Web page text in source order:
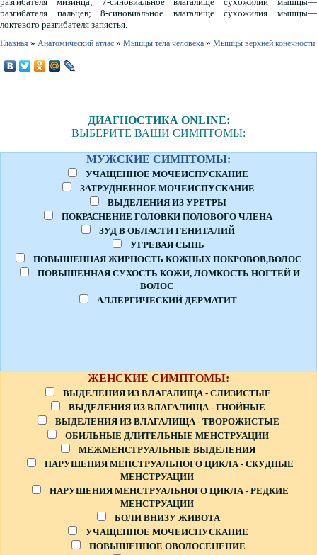
разгибателя пальцев; 8-синовиальное влагалище сухожилия мышцы—
локтевого разгибателя запястья.
Главная » Анатомический атлас » Мышцы тела человека » Мышцы верхней конечности
ДИАГНОСТИКА ONLINE:
ВЫБЕРИТЕ ВАШИ СИМПТОМЫ:
МУЖСКИЕ СИМПТОМЫ:
УЧАЩЕННОЕ МОЧЕИСПУСКАНИЕ
ЗАТРУДНЕННОЕ МОЧЕИСПУСКАНИЕ
ВЫДЕЛЕНИЯ ИЗ УРЕТРЫ
ПОКРАСНЕНИЕ ГОЛОВКИ ПОЛОВОГО ЧЛЕНА
ЗУД В ОБЛАСТИ ГЕНИТАЛИЙ
УГРЕВАЯ СЫПЬ
ПОВЫШЕННАЯ ЖИРНОСТЬ КОЖНЫХ ПОКРОВОВ,ВОЛОС
ПОВЫШЕННАЯ СУХОСТЬ КОЖИ, ЛОМКОСТЬ НОГТЕЙ И
ВОЛОС
АЛЛЕРГИЧЕСКИЙ ДЕРМАТИТ
ЖЕНСКИЕ СИМПТОМЫ:
ВЫДЕЛЕНИЯ ИЗ ВЛАГАЛИЩА - СЛИЗИСТЫЕ
ВЫДЕЛЕНИЯ ИЗ ВЛАГАЛИЩА - ГНОЙНЫЕ
ВЫДЕЛЕНИЯ ИЗ ВЛАГАЛИЩА - ТВОРОЖИСТЫЕ
ОБИЛЬНЫЕ ДЛИТЕЛЬНЫЕ МЕНСТРУАЦИИ
МЕЖМЕНСТРУАЛЬНЫЕ ВЫДЕЛЕНИЯ
НАРУШЕНИЯ МЕНСТРУАЛЬНОГО ЦИКЛА - СКУДНЫЕ
МЕНСТРУАЦИИ
НАРУШЕНИЯ МЕНСТРУАЛЬНОГО ЦИКЛА - РЕДКИЕ
МЕНСТРУАЦИИ
БОЛИ ВНИЗУ ЖИВОТА
УЧАЩЕННОЕ МОЧЕИСПУСКАНИЕ
ПОВЫШЕННОЕ ОВОЛОСЕНЕНИЕ